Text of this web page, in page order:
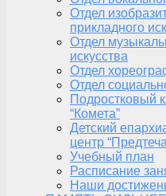
Отдел
прикладного
Отдел
искусства
Отдел
Отдел
Подростковый
“Комета”
Детский
центр
Учебный план
Расписание
Наши